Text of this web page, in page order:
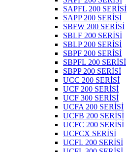
SAPFL 200 SERİSİ
SAPP 200 SERİSİ
SBFW 200 SERİSİ
SBLF 200 SERİSİ
SBLP 200 SERİSİ
SBPF 200 SERİSİ
SBPFL 200 SERİSİ
SBPP 200 SERİSİ
UCC 200 SERİSİ
UCF 200 SERİSİ
UCF 300 SERİSİ
UCFA 200 SERİSİ
UCFB 200 SERİSİ
UCFC 200 SERİSİ
UCFCX SERİSİ
UCFL 200 SERİSİ